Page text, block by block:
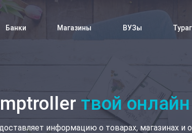
Банки Магазины ВУЗы
твой
информацию о товарах, магазинах и